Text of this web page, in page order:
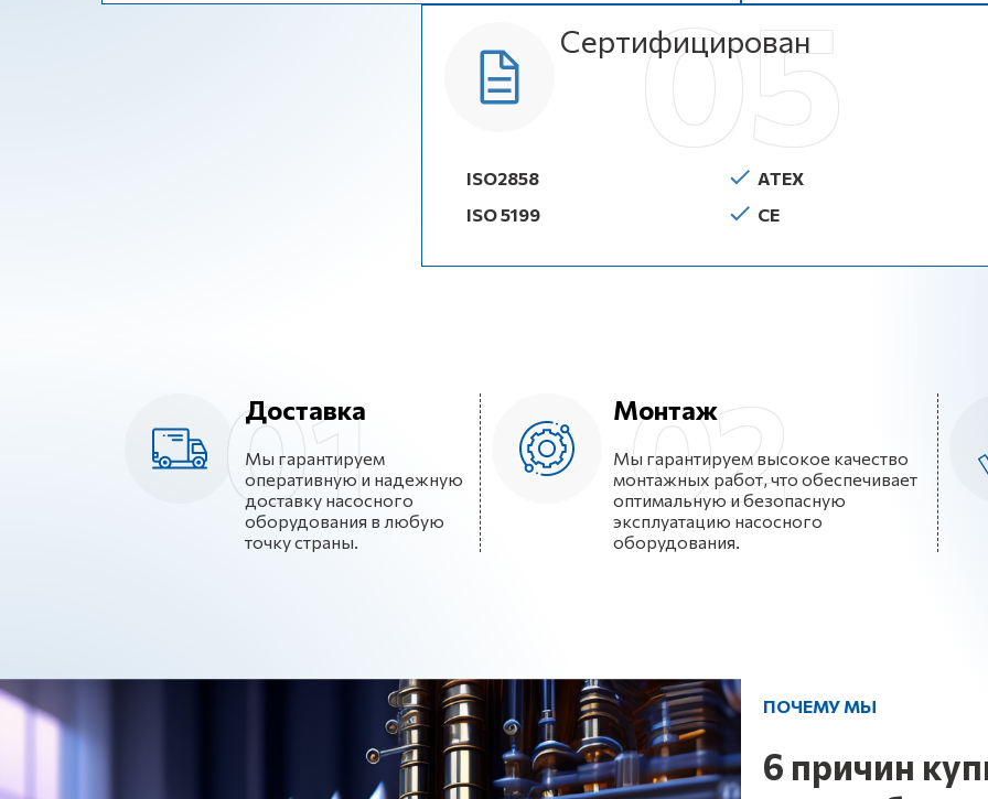
Сертифицирован
ISO2858
ISO 5199
ATEX
CE
Доставка
Мы гарантируем
оперативную и надежную
доставку насосного
оборудования в любую
точку страны.
Монтаж
Мы гарантируем высокое качество
монтажных работ, что обеспечивает
оптимальную и безопасную
эксплуатацию насосного
оборудования.
ПОЧЕМУ МЫ
6 причин